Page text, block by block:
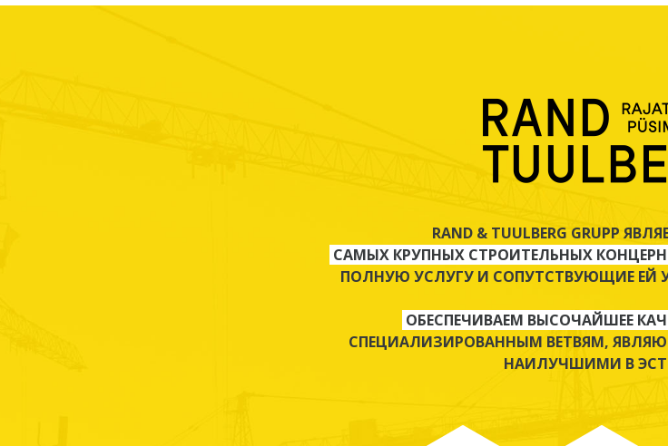
RAND & TUULBERG GRUPP
САМЫХ КРУПНЫХ СТРОИТЕЛЬНЫХ
ПОЛНУЮ УСЛУГУ И СОПУТСТВУЮЩИЕ ЕЙ
ОБЕСПЕЧИВАЕМ ВЫСОЧАЙШЕЕ
СПЕЦИАЛИЗИРОВАННЫМ ВЕТВЯМ,
НАИЛУЧШИМИ В